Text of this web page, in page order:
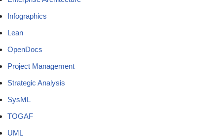
Infographics
Lean
OpenDocs
Project Management
Strategic Analysis
SysML
TOGAF
UML